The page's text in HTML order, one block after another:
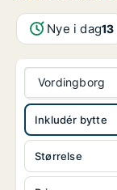
Nye i dag13
Vordingborg
Størrelse
Inkludér bytte